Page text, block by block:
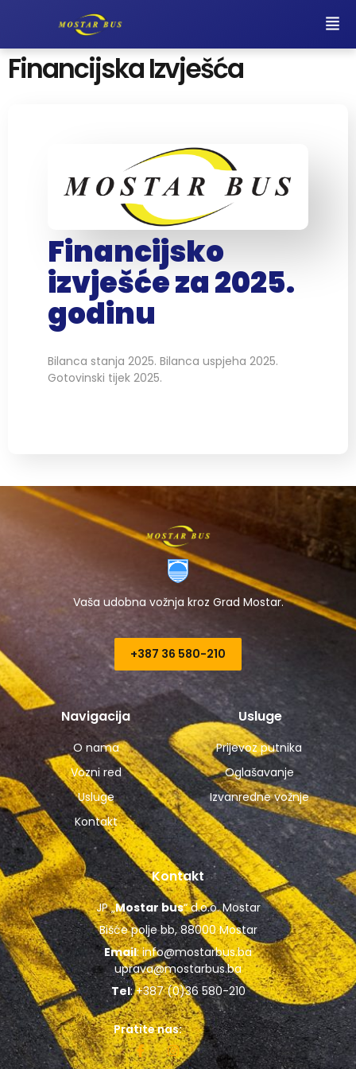
Financijska Izvješća
Financijsko
izvješće za 2025.
godinu
Bilanca stanja 2025. Bilanca uspjeha 2025.
Gotovinski tijek 2025.
Vaša udobna vožnja kroz Grad Mostar.
+387 36 580-210​
Navigacija
O nama
Vozni red
Usluge
Kontakt
Usluge
Prijevoz putnika
Oglašavanje
Izvanredne vožnje
Kontakt
JP „Mostar bus“ d.o.o. Mostar
Bišće polje bb, 88000 Mostar
Email:info@mostarbus.ba
uprava@mostarbus.ba
Tel: +387 (0)36 580-210
Pratite nas: